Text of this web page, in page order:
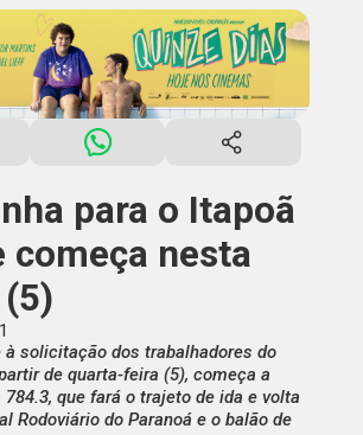
para o Itapoã
começa nesta
à solicitação dos trabalhadores do
de quarta-feira (5), começa a
que fará o trajeto de ida e volta
Rodoviário do Paranoá e o balão de